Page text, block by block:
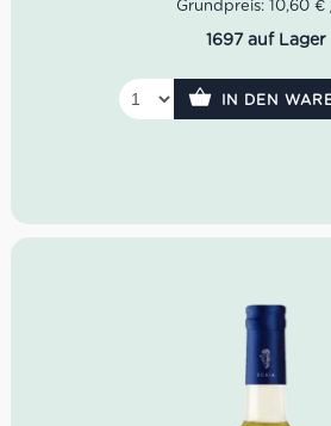
Geruch: Kirsche, rote Früchte,
Mandelnoten
Ausbau: teilweise im
Grundpreis: 10,60 €
1697 auf Lager
IN DEN